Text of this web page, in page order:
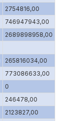
2754816,00
746947943,00
2689898958,00
265816034,00
773086633,00
0
246478,00
2123827,00